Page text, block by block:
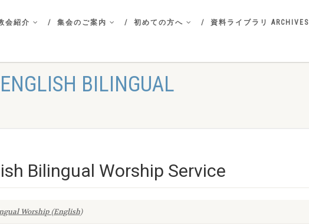
会紹介 集会のご案内 初めての方へ 資料ライブラリ ARCHIVES
BILINGUAL
Bilingual Worship Service
Worship (English)